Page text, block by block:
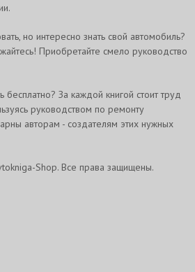
но интересно знать свой автомобиль?
Приобретайте смело руководство
бесплатно? За каждой книгой стоит труд
руководством по ремонту
авторам - создателям этих нужных
Shop. Все права защищены.